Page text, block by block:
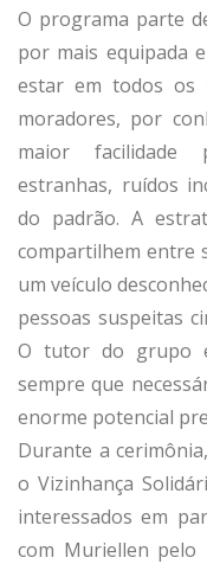
O programa parte
por mais equipada
estar em todos os
moradores, por
maior facilidade
estranhas, ruídos
do padrão. A
compartilhem entre
um veículo
pessoas suspeitas
O tutor do grupo
sempre que
enorme potencial
Durante a
o Vizinhança
interessados em
com Muriellen pelo